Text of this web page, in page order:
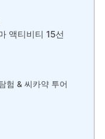
액티비티 15선
험 & 씨카약 투어